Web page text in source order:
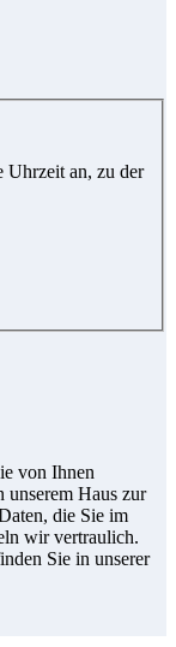
Uhrzeit an, zu der
von Ihnen
unserem Haus zur
die Sie im
wir vertraulich.
Sie in unserer